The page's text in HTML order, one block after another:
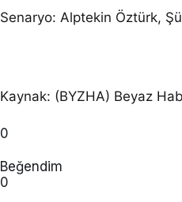
Senaryo: Alptekin Öztürk,
Kaynak: (BYZHA) Beyaz
0
Beğendim
0